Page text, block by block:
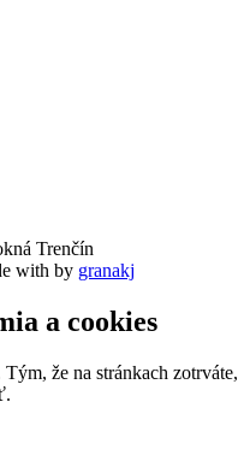
Trenčín
with by granakj
a cookies
že na stránkach zotrváte,